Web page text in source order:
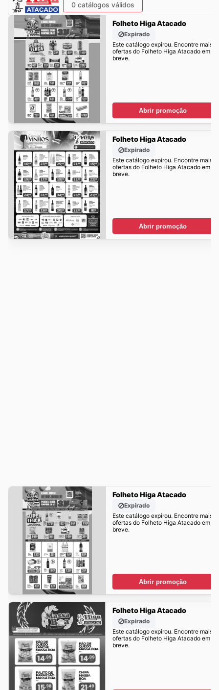
0 catálogos válidos
Folheto Higa Atacado
Expirado
Este catálogo expirou. Encontre mais
ofertas do Folheto Higa Atacado em
breve.
Abrir promoção
Folheto Higa Atacado
Expirado
Este catálogo expirou. Encontre mais
ofertas do Folheto Higa Atacado em
breve.
Abrir promoção
Folheto Higa Atacado
Expirado
Este catálogo expirou. Encontre mais
ofertas do Folheto Higa Atacado em
breve.
Abrir promoção
Folheto Higa Atacado
Expirado
Este catálogo expirou. Encontre mais
ofertas do Folheto Higa Atacado em
breve.